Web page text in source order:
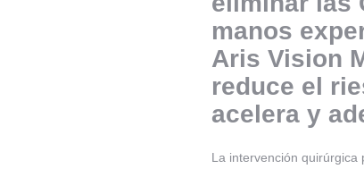
manos
Aris Vision
reduce el
acelera y
La intervención quirúrgica